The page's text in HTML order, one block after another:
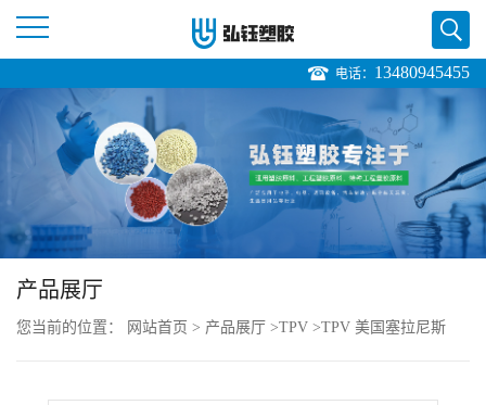
页
公
电话： 13480945455
产品展厅
您当前的位置： 网站首页 > 产品展厅 >TPV >TPV 美国塞拉尼斯